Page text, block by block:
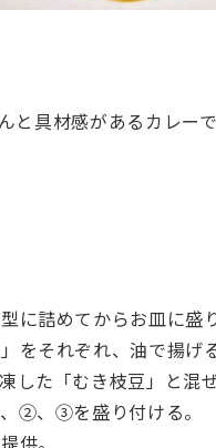
と具材感があるカレー
に詰めてからお皿に盛
をそれぞれ、油で揚げ
した「むき枝豆」と混
②、③を盛り付ける。